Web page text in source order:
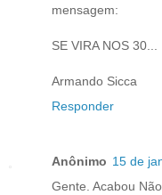
mensagem:
SE VIRA NOS 30...
Armando Sicca
Responder
Anônimo 15 de
Gente. Acabou